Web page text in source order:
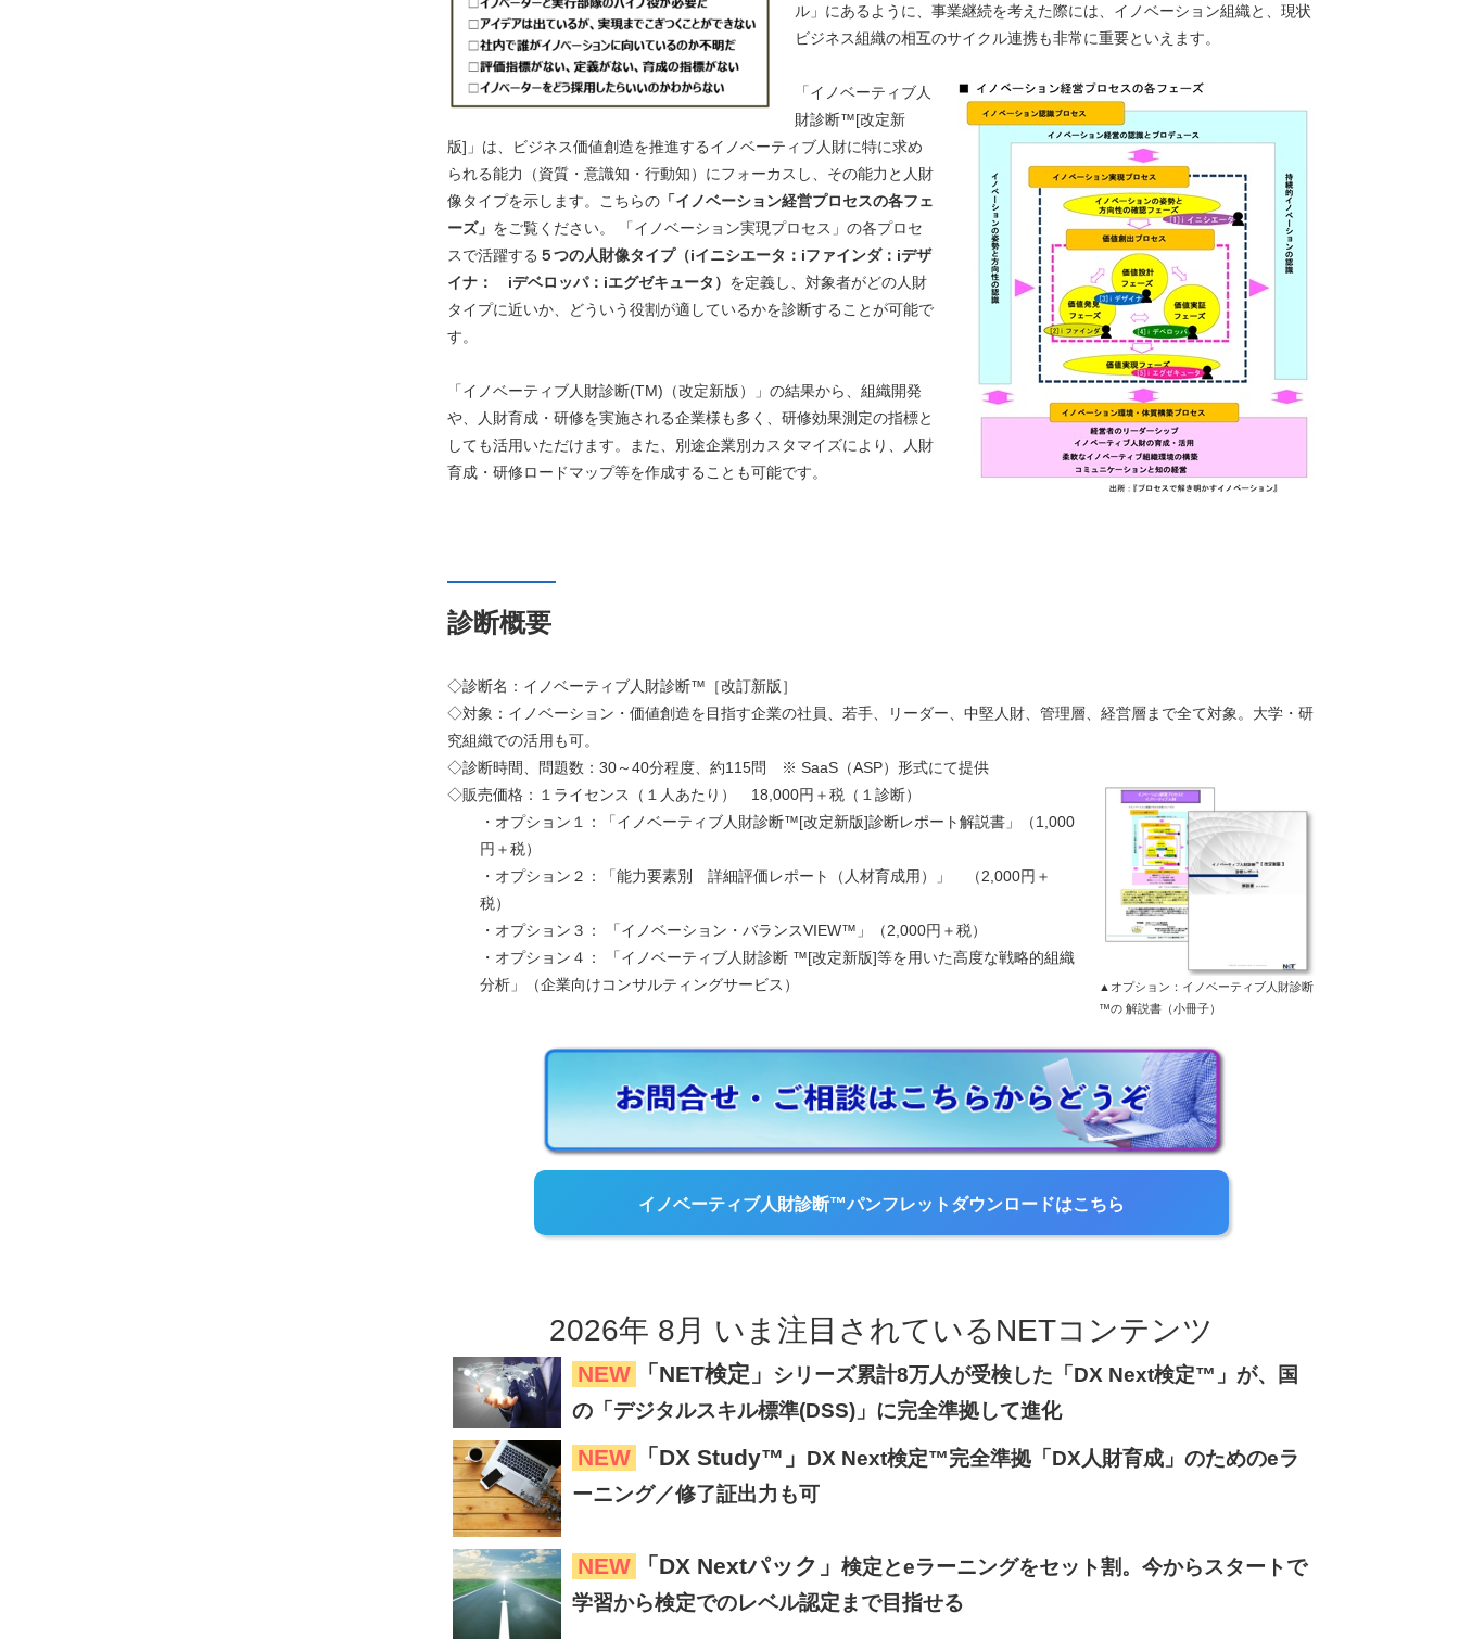
ル」にあるように、事業継続を考えた際には、イノベーション組織と、現状
ビジネス組織の相互のサイクル連携も非常に重要といえます。
「イノベーティブ人
財診断™[改定新
版]」は、ビジネス価値創造を推進するイノベーティブ人財に特に求め
られる能力（資質・意識知・行動知）にフォーカスし、その能力と人財
像タイプを示します。こちらの 「イノベーション経営プロセスの各フェ
ーズ」 をご覧ください。 「イノベーション実現プロセス」の各プロセ
スで活躍する ５つの人財像タイプ（iイニシエータ：iファインダ：iデザ
イナ： iデベロッパ：iエグゼキュータ） を定義し、対象者がどの人財
タイプに近いか、どういう役割が適しているかを診断することが可能で
す。
「イノベーティブ人財診断(TM)（改定新版）」の結果から、組織開発
や、人財育成・研修を実施される企業様も多く、研修効果測定の指標と
しても活用いただけます。また、別途企業別カスタマイズにより、人財
育成・研修ロードマップ等を作成することも可能です。
診断概要
◇診断名：イノベーティブ人財診断™［改訂新版］
◇対象：イノベーション・価値創造を目指す企業の社員、若手、リーダー、中堅人財、管理層、経営層まで全て対象。大学・研
究組織での活用も可。
◇診断時間、問題数：30～40分程度、約115問 ※ SaaS（ASP）形式にて提供
▲オプション：イノベーティブ人財診断
™の 解説書（小冊子）
◇販売価格：１ライセンス（１人あたり） 18,000円＋税（１診断）
・オプション１：「イノベーティブ人財診断™[改定新版]診断レポート解説書」（1,000
円＋税）
・オプション２：「能力要素別 詳細評価レポート（人材育成用）」 （2,000円＋
税）
・オプション３： 「イノベーション・バランスVIEW™」（2,000円＋税）
・オプション４： 「イノベーティブ人財診断 ™[改定新版]等を用いた高度な戦略的組織
分析」（企業向けコンサルティングサービス）
イノベーティブ人財診断™パンフレットダウンロードはこちら
2026年 8月 いま注目 されているNETコンテンツ
NEW 「NET検定」
シリーズ累計8万人が受検した「DX Next検定™」が、国
の「デジタルスキル標準(DSS)」に完全準拠して進化
NEW 「DX Study™」 DX Next検定™完全準拠「DX人財育成」のためのeラ
ーニング／修了証出力も可
NEW 「DX Nextパック」 検定とeラーニングをセット割。今からスタートで
学習から検定でのレベル認定まで目指せる